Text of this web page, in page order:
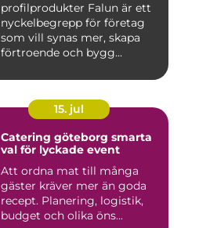
profilprodukter Falun är ett
nyckelbegrepp för företag
som vill synas mer, skapa
förtroende och bygg...
15. jul
Catering göteborg smarta
val för lyckade event
Att ordna mat till många
gäster kräver mer än goda
recept. Planering, logistik,
budget och olika öns...